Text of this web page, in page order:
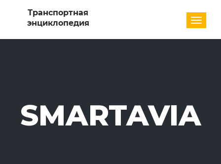
SMARTAVIA